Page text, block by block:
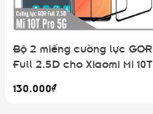
Bộ 2 miếng cường lực GOR
Full 2.5D cho Xiaomi Mi 10T
130.000₫